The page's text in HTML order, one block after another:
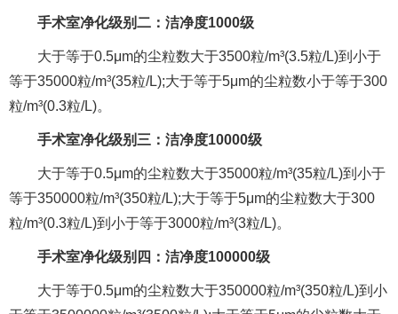
手术室净化级别二：洁净度1000级
大于等于0.5μm的尘粒数大于3500粒/m³(3.5粒/L)到小于
等于35000粒/m³(35粒/L);大于等于5μm的尘粒数小于等于300
粒/m³(0.3粒/L)。
手术室净化级别三：洁净度10000级
大于等于0.5μm的尘粒数大于35000粒/m³(35粒/L)到小于
等于350000粒/m³(350粒/L);大于等于5μm的尘粒数大于300
粒/m³(0.3粒/L)到小于等于3000粒/m³(3粒/L)。
手术室净化级别四：洁净度100000级
大于等于0.5μm的尘粒数大于350000粒/m³(350粒/L)到小